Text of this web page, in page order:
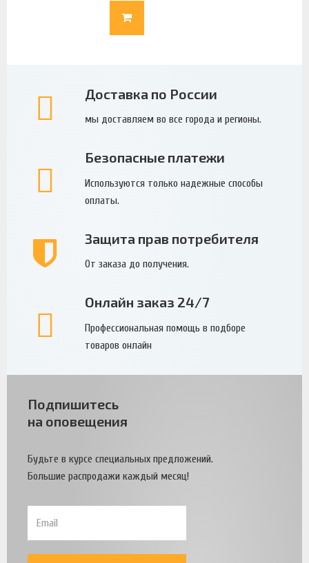
Доставка по России
мы доставляем во все города и регионы.
Безопасные платежи
Используются только надежные способы
оплаты.
Защита прав потребителя
От заказа до получения.
Онлайн заказ 24/7
Профессиональная помощь в подборе
товаров онлайн
Подпишитесь
на оповещения
Будьте в курсе специальных предложений.
Большие распродажи каждый месяц!